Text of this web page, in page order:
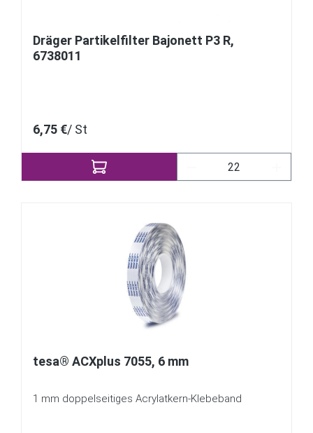
Dräger Partikelfilter Bajonett P3 R,
6738011
6,75 €/ St
Produkt Anzahl:
tesa® ACXplus 7055, 6 mm
1 mm doppelseitiges Acrylatkern-Klebeband